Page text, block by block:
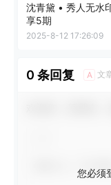
沈青黛 • 秀人无水
享5期
2025-8-12 17:26:09
0 条回复 A 文
您必须